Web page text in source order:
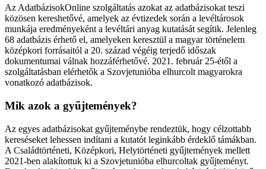
Az AdatbázisokOnline szolgáltatás azokat az adatbázisokat teszi
közösen kereshetővé, amelyek az évtizedek során a levéltárosok
munkája eredményeként a levéltári anyag kutatását segítik. Jelenleg
68 adatbázis érhető el, amelyeken keresztül a magyar történelem
középkori forrásaitól a 20. század végéig terjedő időszak
dokumentumai válnak hozzáférhetővé. 2021. február 25-étől a
szolgáltatásban elérhetők a Szovjetunióba elhurcolt magyarokra
vonatkozó adatbázisok.
Mik azok a gyűjtemények?
Az egyes adatbázisokat gyűjteménybe rendeztük, hogy célzottabb
kereséseket lehessen indítani a kutatót leginkább érdeklő támákban.
A Családtörténeti, Középkori, Helytörténeti gyűjtemények mellett
2021-ben alakítottuk ki a Szovjetunióba elhurcoltak gyűjteményt.